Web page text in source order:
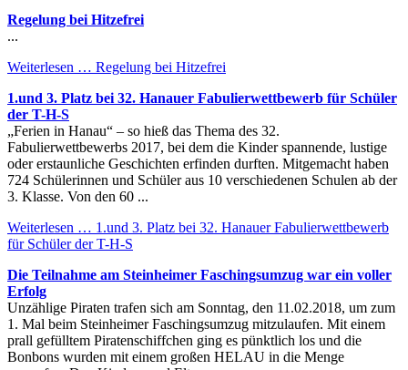
Regelung bei Hitzefrei
...
Weiterlesen … Regelung bei Hitzefrei
1.und 3. Platz bei 32. Hanauer Fabulierwettbewerb für Schüler
der T-H-S
„Ferien in Hanau“ – so hieß das Thema des 32.
Fabulierwettbewerbs 2017, bei dem die Kinder spannende, lustige
oder erstaunliche Geschichten erfinden durften. Mitgemacht haben
724 Schülerinnen und Schüler aus 10 verschiedenen Schulen ab der
3. Klasse. Von den 60 ...
Weiterlesen … 1.und 3. Platz bei 32. Hanauer Fabulierwettbewerb
für Schüler der T-H-S
Die Teilnahme am Steinheimer Faschingsumzug war ein voller
Erfolg
Unzählige Piraten trafen sich am Sonntag, den 11.02.2018, um zum
1. Mal beim Steinheimer Faschingsumzug mitzulaufen. Mit einem
prall gefülltem Piratenschiffchen ging es pünktlich los und die
Bonbons wurden mit einem großen HELAU in die Menge